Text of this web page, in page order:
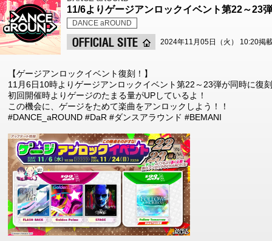
11/6よりゲージアンロックイベント第22～23
DANCE aROUND
2024年11月05日（火） 10:20掲
【ゲージアンロックイベント復刻！】
11月6日10時よりゲージアンロックイベント第22～23弾が同時に復
初回開催時よりゲージのたまる量がUPしているよ！
この機会に、ゲージをためて楽曲をアンロックしよう！！
#DANCE_aROUND #DaR #ダンスアラウンド #BEMANI